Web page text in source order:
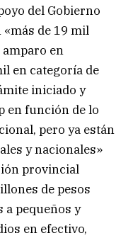
del Gobierno
de 19 mil
en
en categoría de
iniciado y
en función de lo
pero ya están
y nacionales»
provincial
de pesos
pequeños y
en efectivo,